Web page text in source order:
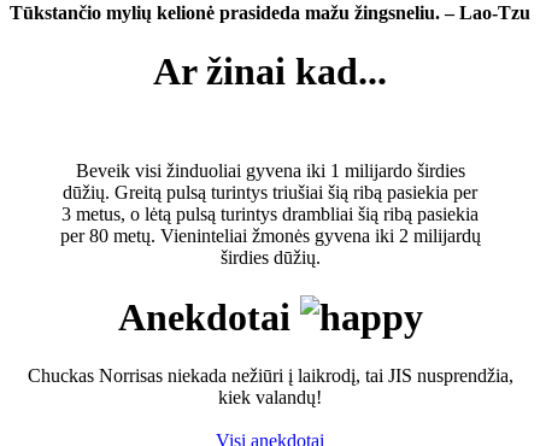
Tūkstančio mylių kelionė prasideda mažu žingsneliu. – Lao-Tzu
Ar žinai kad...
Beveik visi žinduoliai gyvena iki 1 milijardo širdies
dūžių. Greitą pulsą turintys triušiai šią ribą pasiekia per
3 metus, o lėtą pulsą turintys drambliai šią ribą pasiekia
per 80 metų. Vieninteliai žmonės gyvena iki 2 milijardų
širdies dūžių.
Anekdotai
Chuckas Norrisas niekada nežiūri į laikrodį, tai JIS nusprendžia,
kiek valandų!
Visi anekdotai